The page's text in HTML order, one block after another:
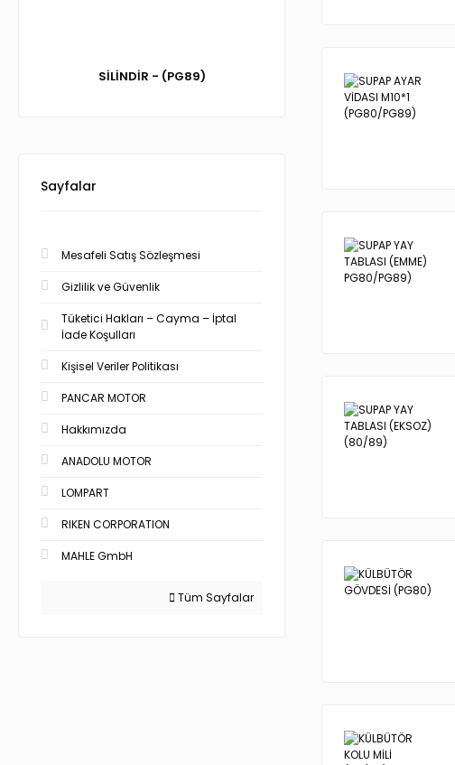
SİLİNDİR - (PG89)
Sayfalar
Mesafeli Satış Sözleşmesi
Gizlilik ve Güvenlik
Tüketici Hakları – Cayma – İptal
İade Koşulları
Kişisel Veriler Politikası
PANCAR MOTOR
Hakkımızda
ANADOLU MOTOR
LOMPART
RIKEN CORPORATION
MAHLE GmbH
Tüm Sayfalar